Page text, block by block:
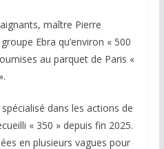
maître Pierre
Ebra qu’environ « 500
au parquet de Paris «
spécialisé dans les actions de
« 350 » depuis fin 2025.
en plusieurs vagues pour